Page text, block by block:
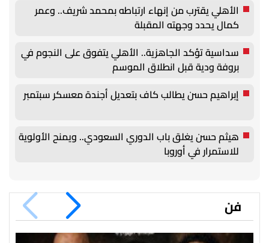
الأهلي يقترب من إنهاء ارتباطه بمحمد شريف.. وعمر
كمال يحدد وجهته المقبلة
سداسية تؤكد الجاهزية.. الأهلي يتفوق على النجوم في
بروفة ودية قبل انطلاق الموسم
إبراهيم حسن يطالب كاف بتعديل أجندة معسكر سبتمبر
هيثم حسن يغلق باب الدوري السعودي.. ويمنح الأولوية
للاستمرار في أوروبا
فن